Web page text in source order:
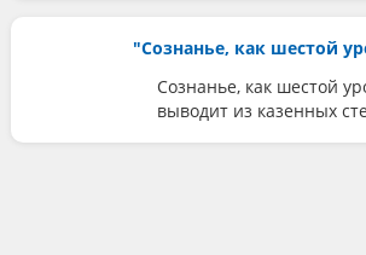
"Сознанье, как шестой
Сознанье, как шестой
выводит из казенных